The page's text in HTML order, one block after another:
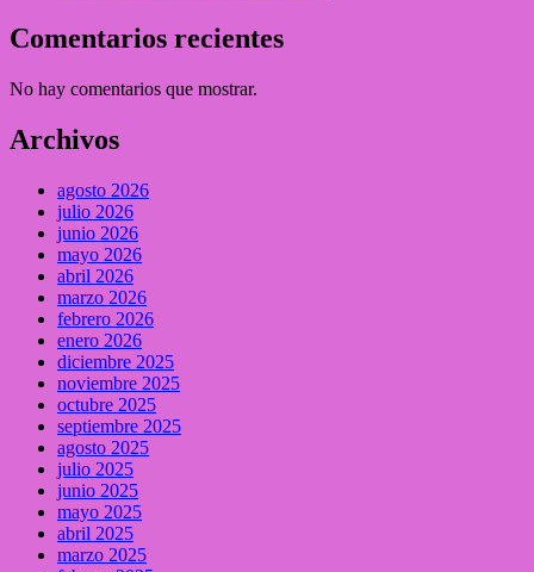
Comentarios recientes
No hay comentarios que mostrar.
Archivos
agosto 2026
julio 2026
junio 2026
mayo 2026
abril 2026
marzo 2026
febrero 2026
enero 2026
diciembre 2025
noviembre 2025
octubre 2025
septiembre 2025
agosto 2025
julio 2025
junio 2025
mayo 2025
abril 2025
marzo 2025